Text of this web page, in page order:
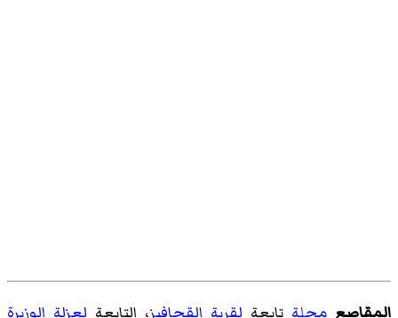
المقاصع محلة تابعة لقرية القحافيز، التابعة لعزلة الوزيرة